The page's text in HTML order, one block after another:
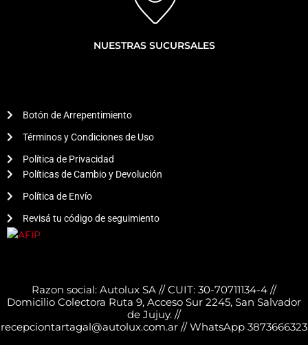
NUESTRAS SUCURSALES
Botón de Arrepentimiento
Términos y Condiciones de Uso
Política de Privacidad
Políticas de Cambio y Devolución
Política de Envío
Revisá tu código de seguimiento
Razon social: Autolux SA // CUIT: 30-70711134-4 //
Domicilio Colectora Ruta 9, Acceso Sur 2245, San Salvador
de Jujuy. //
recepciontartagal@autolux.com.ar // WhatsApp 3873666323